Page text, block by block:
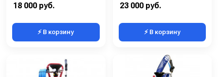
18 000 руб.
⚡ В корзину
23 000 руб.
⚡ В корзину